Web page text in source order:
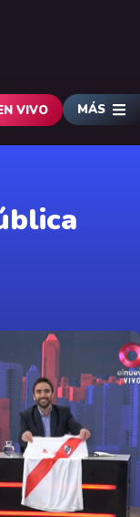
VIVO MÁS